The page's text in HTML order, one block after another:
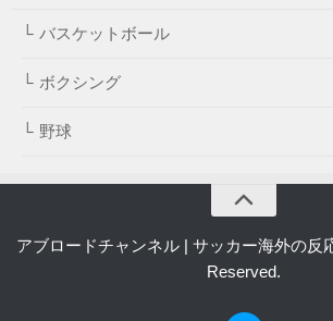
バスケットボール
ボクシング
野球
アブロードチャンネル | サッカー海外の反
Reserved.